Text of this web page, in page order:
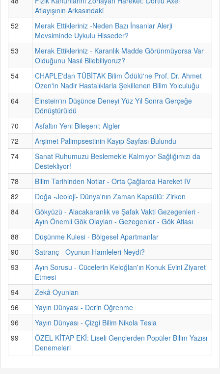
Atlayışının Arkasındaki
52
Merak Ettikleriniz -Neden Bazı İnsanlar Alerji
Mevsiminde Uykulu Hisseder?
53
Merak Ettikleriniz - Karanlık Madde Görünmüyorsa Var
Olduğunu Nasıl Bilebiliyoruz?
54
CHAPLE'dan TÜBİTAK Bilim Ödülü'ne Prof. Dr. Ahmet
Özen'in Nadir Hastalıklarla Şekillenen Bilim Yolculuğu
64
Einstein'ın Düşünce Deneyi Yüz Yıl Sonra Gerçeğe
Dönüştürüldü
70
Asfaltın Yeni Bileşeni: Algler
72
Arşimet Palimpsestinin Kayıp Sayfası Bulundu
74
Sanat Ruhumuzu Beslemekle Kalmıyor Sağlığımızı da
Destekliyor!
78
Bilim Tarihinden Notlar - Orta Çağlarda Hareket IV
82
Doğa -Jeoloji- Dünya'nın Zaman Kapsülü: Zirkon
84
Gökyüzü - Alacakaranlık ve Şafak Vakti Gezegenleri -
Ayın Önemli Gök Olayları - Gezegenler - Gök Atlası
88
Düşünme Kulesi - Bölgesel Apartmanlar
90
Satranç - Oyunun Hamleleri Neydi?
93
Ayın Sorusu - Cücelerin Keloğlan'ın Konuk Evini Ziyaret
Etmesi
94
Zekâ Oyunları
96
Yayın Dünyası - Derin Öğrenme
96
Yayın Dünyası - Çizgi Bilim Nikola Tesla
99
ÖZEL KİTAP EKİ: Liseli Gençlerden Popüler Bilim Yazısı
Denemeleri